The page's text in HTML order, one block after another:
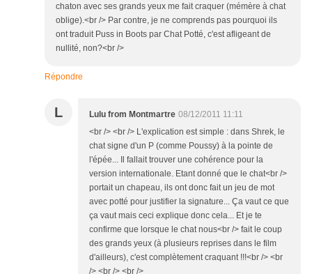
chaton avec ses grands yeux me fait craquer (mémère à chat
oblige).<br /> Par contre, je ne comprends pas pourquoi ils
ont traduit Puss in Boots par Chat Potté, c'est afligeant de
nullité, non?<br />
Répondre
L Lulu from Montmartre 08/12/2011 11:11
<br /> <br /> L'explication est simple : dans Shrek, le
chat signe d'un P (comme Poussy) à la pointe de
l'épée... Il fallait trouver une cohérence pour la
version internationale. Etant donné que le chat<br />
portait un chapeau, ils ont donc fait un jeu de mot
avec potté pour justifier la signature... Ça vaut ce que
ça vaut mais ceci explique donc cela... Et je te
confirme que lorsque le chat nous<br /> fait le coup
des grands yeux (à plusieurs reprises dans le film
d'ailleurs), c'est complètement craquant !!!<br /> <br
/> <br /> <br />